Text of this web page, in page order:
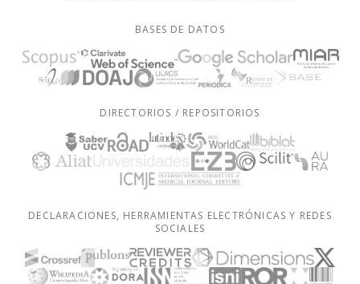
BASES DE DATOS
DIRECTORIOS / REPOSITORIOS
DECLARACIONES, HERRAMIENTAS ELECTRÓNICAS Y REDES
SOCIALES